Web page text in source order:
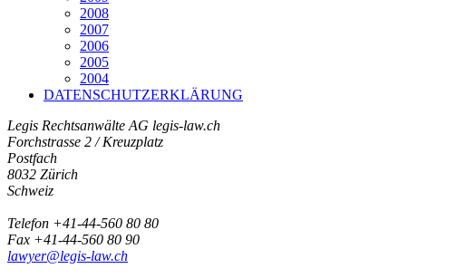
2008
2007
2006
2005
2004
DATENSCHUTZERKLÄRUNG
Legis Rechtsanwälte AG legis-law.ch
Forchstrasse 2 / Kreuzplatz
Postfach
8032 Zürich
Schweiz
Telefon +41-44-560 80 80
Fax +41-44-560 80 90
lawyer@legis-law.ch